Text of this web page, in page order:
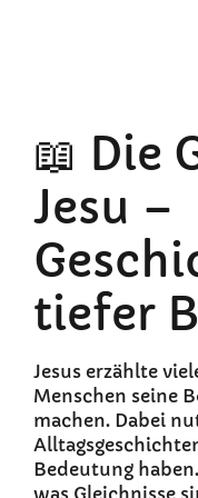
📖 Die
Jesu –
tiefer
Jesus erzählte
Menschen seine
machen. Dabei
Bedeutung